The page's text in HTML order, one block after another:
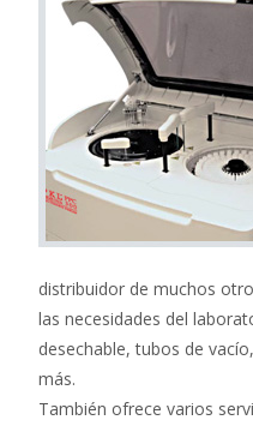
distribuidor de muchos
las necesidades del
desechable, tubos de
más.
También ofrece varios